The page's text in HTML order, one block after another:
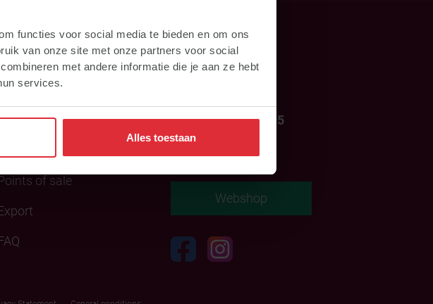
functies voor social media te bieden en om ons
van onze site met onze partners voor social
met andere informatie die je aan ze hebt
services.
Alles toestaan
Subli
of sale
Contact
+31 (0)317 - 499595
Webshop